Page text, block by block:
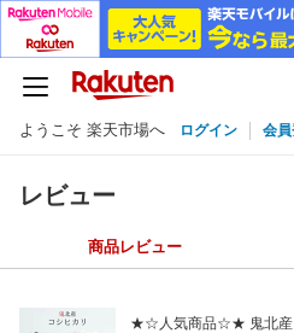
ようこそ 楽天市場へ ログイン 会
レビュー
商品レビュー
★☆人気商品☆★ 鬼北産